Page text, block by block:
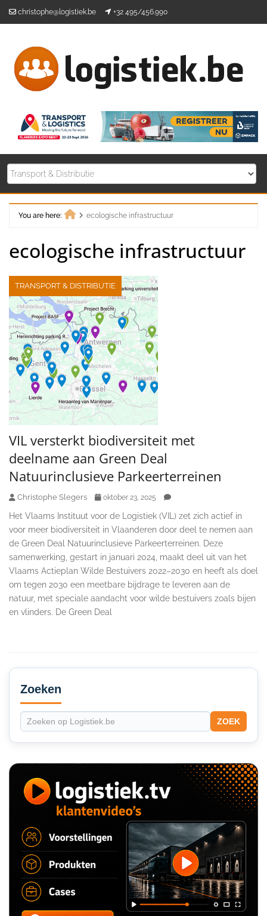
christophe@logistiek.be +32 495/456.990
You are here:
ecologische infrastructuur
ecologische infrastructuur
TRANSPORT & DISTRIBUTIE
VIL versterkt biodiversiteit met
deelname aan Green Deal
Natuurinclusieve Parkeerterreinen
Christophe Slegers oktober 23, 2025
Het Vlaams Instituut voor de Logistiek (VIL) zet zich actief in
voor meer biodiversiteit in Vlaanderen door deel te nemen aan
de Green Deal Natuurinclusieve Parkeerterreinen. Deze
samenwerking, gestart in januari 2024, maakt deel uit van het
Vlaams Actieplan Wilde Bestuivers 2022–2030 en heeft als doel
om tegen 2030 een meetbare bijdrage te leveren aan de
natuur, met speciale aandacht voor wilde bestuivers zoals bijen
en vlinders. De Green Deal
Secondary
Sidebar
Zoeken
ZOEK